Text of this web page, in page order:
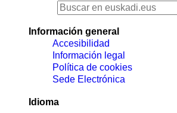
Información general
Accesibilidad
Información legal
Política de cookies
Sede Electrónica
Idioma